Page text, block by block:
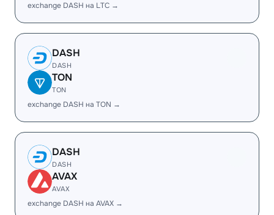
exchange DASH на LTC →
DASH
DASH
TON
TON
exchange DASH на TON →
DASH
DASH
AVAX
AVAX
exchange DASH на AVAX →